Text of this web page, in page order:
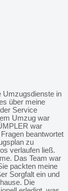
Umzugsdienste in
über meine
Service
Umzug war
war
beantwortet
zu
verlaufen ließ.
Das Team war
packten meine
Sorgfalt ein und
Die